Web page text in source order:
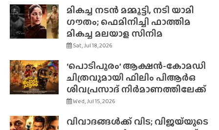
മികച്ച നടൻ മമ്മൂട്ടി, നടി യാമി
ഗൗതം; ഫെമിനിച്ചി ഫാത്തിമ
മികച്ച മലയാള സിനിമ
Sat, Jul 18, 2026
‘പൊടിപൂരം’ ആക്ഷൻ-കോമഡി
ചിത്രവുമായി ഫിലിം പിആർഒ
ശിവപ്രസാദ് നിർമാണത്തിലേക്ക്
Wed, Jul 15, 2026
വിവാദങ്ങൾക്ക് വിട; വിജയ്‌യുടെ